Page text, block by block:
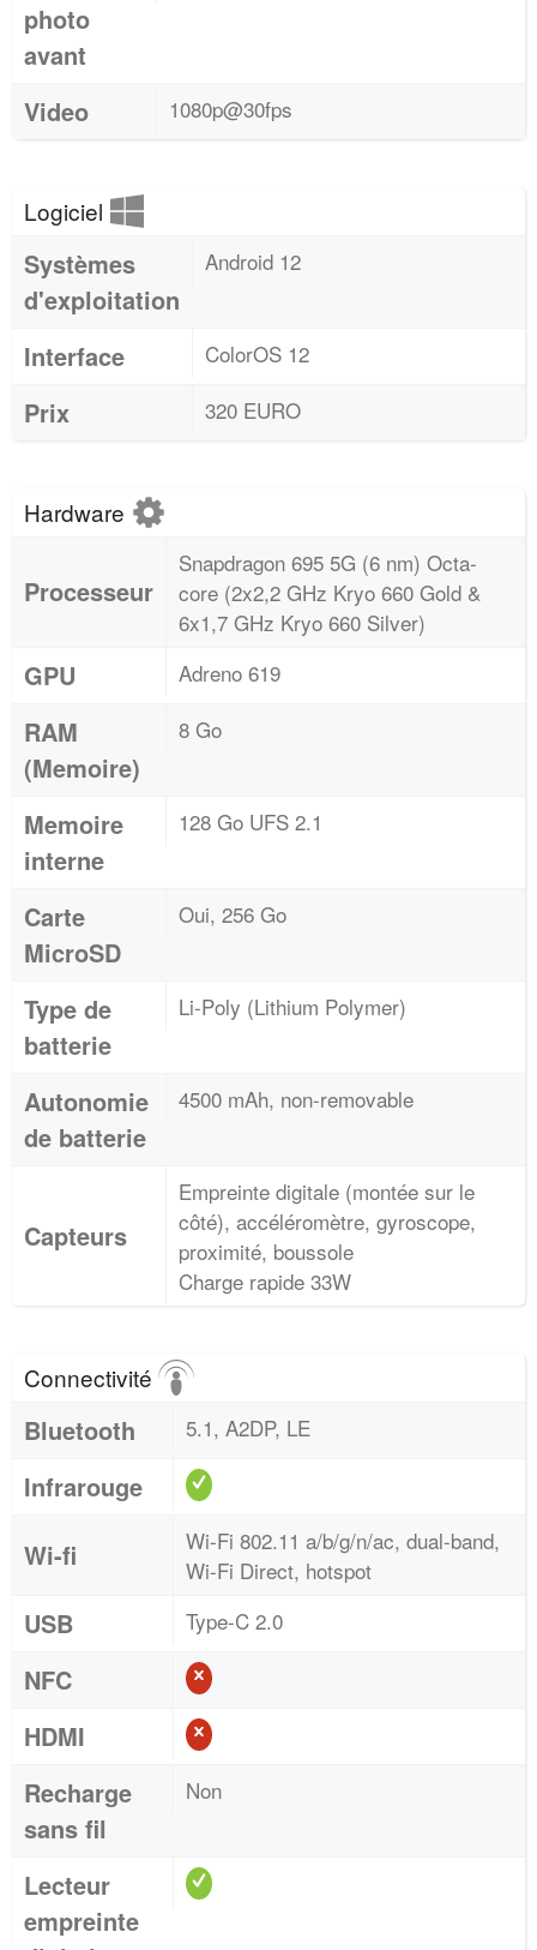
photo
avant
Video
1080p@30fps
Logiciel
Systèmes
d'exploitation
Android 12
Interface ColorOS 12
Prix 320 EURO
Hardware
Processeur
Snapdragon 695 5G (6 nm) Octa-
core (2x2,2 GHz Kryo 660 Gold &
6x1,7 GHz Kryo 660 Silver)
GPU Adreno 619
RAM
(Memoire)
8 Go
Memoire
interne
128 Go UFS 2.1
Carte
MicroSD
Oui, 256 Go
Type de
batterie
Li-Poly (Lithium Polymer)
Autonomie
de batterie
4500 mAh, non-removable
Capteurs
Empreinte digitale (montée sur le
côté), accéléromètre, gyroscope,
proximité, boussole
Charge rapide 33W
Connectivité
Bluetooth 5.1, A2DP, LE
Infrarouge
Wi-fi
Wi-Fi 802.11 a/b/g/n/ac, dual-band,
Wi-Fi Direct, hotspot
USB Type-C 2.0
NFC
HDMI
Recharge
sans fil
Non
Lecteur
empreinte